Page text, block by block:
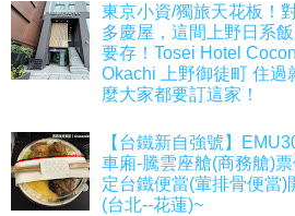
東京小資/獨旅天花板！
多慶屋，這間上野日系
要存！Tosei Hotel
Okachi 上野御徒町 住過
麼大家都要訂這家！
【台鐵新自強號】
車廂-騰雲座艙(商務艙)
定台鐵便當(葷排骨便當)
(台北--花蓮)~